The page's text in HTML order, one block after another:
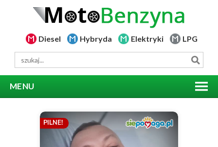
Diesel Hybryda Elektryki LPG
MENU